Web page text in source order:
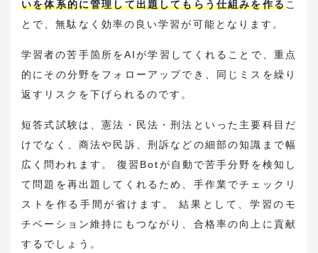
いを体系的に管理して出題してもらう仕組みを作るこ
とで、無駄なく効率の良い学習が可能となります。
学習者の苦手箇所をAIが学習してくれることで、重点
的にその分野をフォローアップでき、同じミスを繰り
返すリスクを下げられるのです。
短答式試験は、憲法・民法・刑法といった主要科目だ
けでなく、商法や民訴、刑訴などの細部の知識まで幅
広く問われます。 復習Botが自動で苦手分野を検知し
て問題を再出題してくれるため、手作業でチェックリ
ストを作る手間が省けます。 結果として、学習のモ
チベーション維持にもつながり、合格率の向上に貢献
するでしょう。